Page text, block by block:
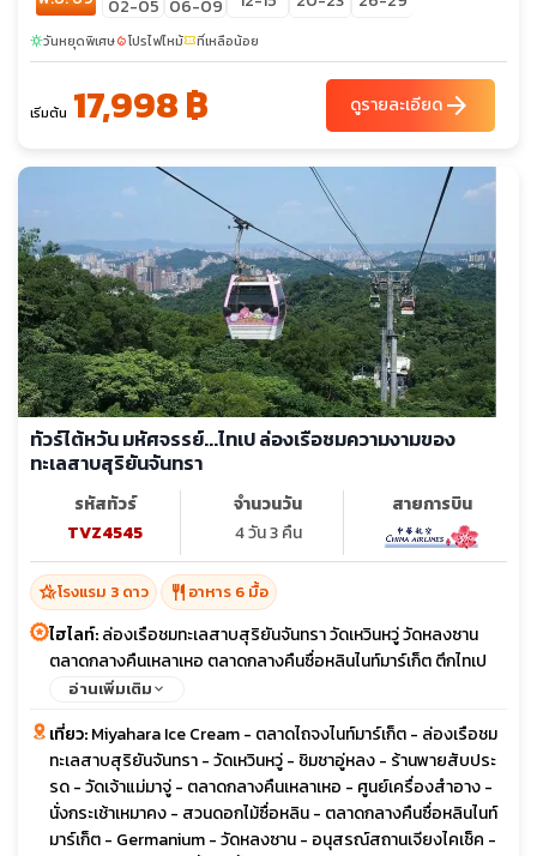
02-05 06-09
sunnyวันหยุดพิเศษlocal_fire_departmentโปรไฟไหม้confirmation_numberที่เหลือน้อย
เริ่มต้น 17,998 ฿ ดูรายละเอียดarrow_forward
ทัวร์ไต้หวัน มหัศจรรย์...ไทเป ล่องเรือชมความงามของ
ทะเลสาบสุริยันจันทรา
รหัสทัวร์
TVZ4545
จำนวนวัน
4 วัน 3 คืน
สายการบิน
hotel_classโรงแรม 3 ดาว restaurant อาหาร 6 มื้อ
ไฮไลท์:ล่องเรือชมทะเลสาบสุริยันจันทรา วัดเหวินหวู่ วัดหลงซาน
ตลาดกลางคืนเหลาเหอ ตลาดกลางคืนซื่อหลินไนท์มาร์เก็ต ตึกไทเป
101 ซีเหมินติงไนท์มาร์เก็ต
อ่านเพิ่มเติม
เที่ยว:Miyahara Ice Cream - ตลาดไถจงไนท์มาร์เก็ต - ล่องเรือชม
ทะเลสาบสุริยันจันทรา - วัดเหวินหวู่ - ชิมชาอู่หลง - ร้านพายสับประ
รด - วัดเจ้าแม่มาจู่ - ตลาดกลางคืนเหลาเหอ - ศูนย์เครื่องสำอาง -
นั่งกระเช้าเหมาคง - สวนดอกไม้ซื่อหลิน - ตลาดกลางคืนซื่อหลินไนท์
มาร์เก็ต - Germanium - วัดหลงซาน - อนุสรณ์สถานเจียงไคเช็ค -